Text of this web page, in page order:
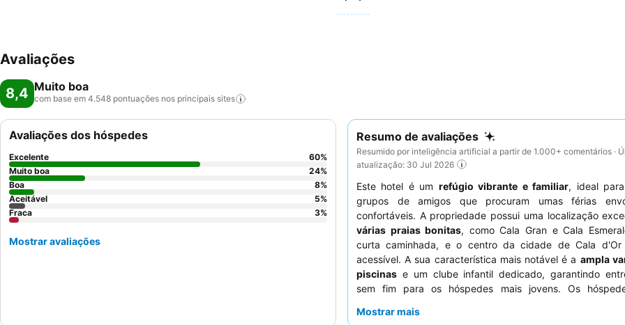
Avaliações
8,4 Muito boa
com base em 4.548 pontuações nos principais sites
Resumo de avaliações
Resumido por inteligência artificial a partir de 1.000+ comentários ·
atualização: 30 Jul 2026
Este hotel é um refúgio vibrante e familiar, ideal
grupos de amigos que procuram umas férias
confortáveis. A propriedade possui uma localização
várias praias bonitas, como Cala Gran e Cala
curta caminhada, e o centro da cidade de Cala d'Or
acessível. A sua característica mais notável é a ampla
piscinas e um clube infantil dedicado, garantindo
sem fim para os hóspedes mais jovens. Os
de pequeno-almoço diversificado e de alta
Mostrar mais
Avaliações dos hóspedes
Excelente 60%
Muito boa
24%
Boa
8%
Aceitável
5%
Fraca
3%
Mostrar avaliações